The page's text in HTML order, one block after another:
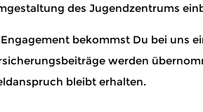
des Jugendzentrums
bekommst Du bei uns
werden
bleibt erhalten.